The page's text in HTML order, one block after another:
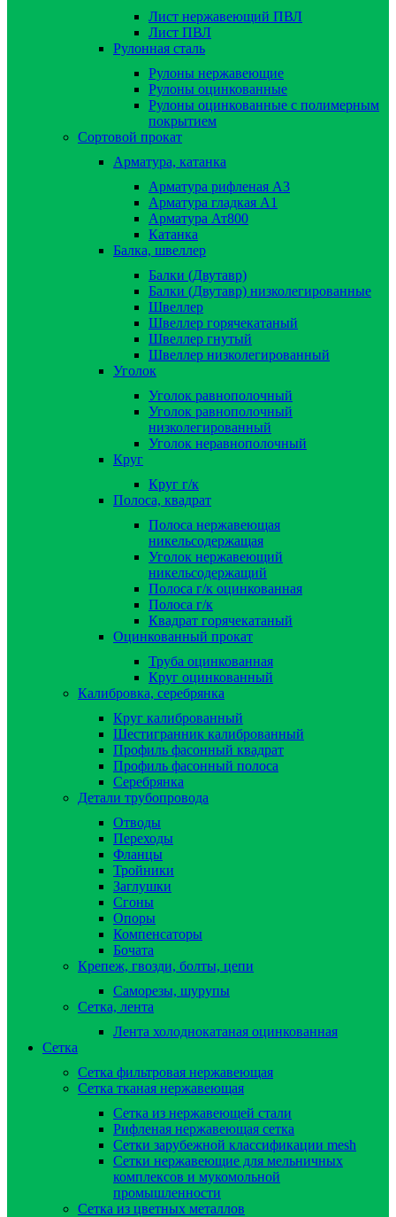
Лист нержавеющий ПВЛ
Лист ПВЛ
Рулонная сталь
Рулоны нержавеющие
Рулоны оцинкованные
Рулоны оцинкованные с полимерным
покрытием
Сортовой прокат
Арматура, катанка
Арматура рифленая А3
Арматура гладкая А1
Арматура Ат800
Катанка
Балка, швеллер
Балки (Двутавр)
Балки (Двутавр) низколегированные
Швеллер
Швеллер горячекатаный
Швеллер гнутый
Швеллер низколегированный
Уголок
Уголок равнополочный
Уголок равнополочный
низколегированный
Уголок неравнополочный
Круг
Круг г/к
Полоса, квадрат
Полоса нержавеющая
никельсодержащая
Уголок нержавеющий
никельсодержащий
Полоса г/к оцинкованная
Полоса г/к
Квадрат горячекатаный
Оцинкованный прокат
Труба оцинкованная
Круг оцинкованный
Калибровка, серебрянка
Круг калиброванный
Шестигранник калиброванный
Профиль фасонный квадрат
Профиль фасонный полоса
Серебрянка
Детали трубопровода
Отводы
Переходы
Фланцы
Тройники
Заглушки
Сгоны
Опоры
Компенсаторы
Бочата
Крепеж, гвозди, болты, цепи
Саморезы, шурупы
Сетка, лента
Лента холоднокатаная оцинкованная
Сетка
Сетка фильтровая нержавеющая
Сетка тканая нержавеющая
Сетка из нержавеющей стали
Рифленая нержавеющая сетка
Сетки зарубежной классификации mesh
Сетки нержавеющие для мельничных
комплексов и мукомольной
промышленности
Сетка из цветных металлов